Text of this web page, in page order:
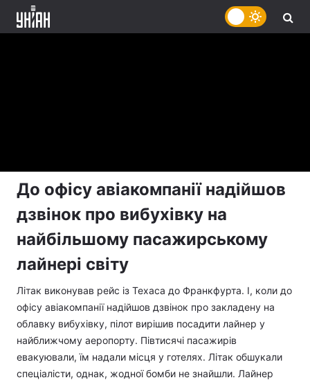
До офісу авіакомпанії надійшов
дзвінок про вибухівку на
найбільшому пасажирському
лайнері світу
Літак виконував рейс із Техаса до Франкфурта. І, коли до
офісу авіакомпанії надійшов дзвінок про закладену на
облавку вибухівку, пілот вирішив посадити лайнер у
найближчому аеропорту. Півтисячі пасажирів
евакуювали, їм надали місця у готелях. Літак обшукали
спеціалісти, однак, жодної бомби не знайшли. Лайнер